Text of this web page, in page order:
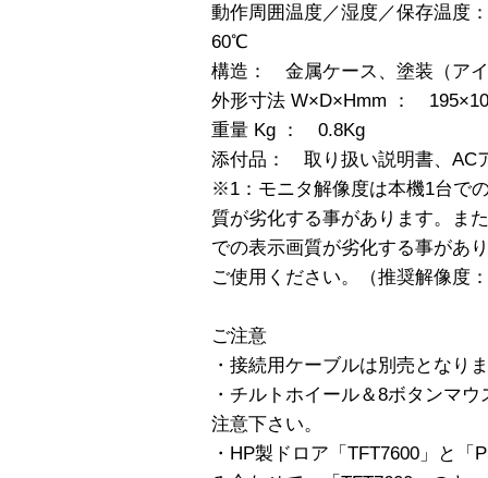
動作周囲温度／湿度／保存温
60℃
構造： 金属ケース、塗装（ア
外形寸法 W×D×Hmm ：
重量 Kg ： 0.8Kg
添付品： 取り扱い説明書、AC
※1：モニタ解像度は本機1台で
質が劣化する事があります。ま
での表示画質が劣化する事があ
ご使用ください。（推奨解像度
ご注意
・接続用ケーブルは別売となり
・チルトホイール＆8ボタンマ
注意下さい。
・HP製ドロア「TFT7600」と「